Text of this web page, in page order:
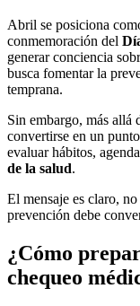
Abril se posiciona
conmemoración del
generar conciencia
busca fomentar la
temprana.
Sin embargo, más allá
convertirse en un
evaluar hábitos,
de la salud.
El mensaje es claro,
prevención debe
¿Cómo
chequeo